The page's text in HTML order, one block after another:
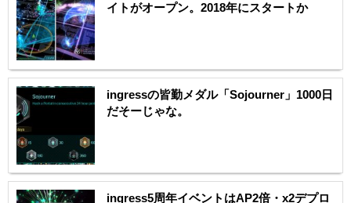
イトがオープン。2018年にスタートか
ingressの皆勤メダル「Sojourner」1000日
だそーじゃな。
ingress5周年イベントはAP2倍・x2デプロ